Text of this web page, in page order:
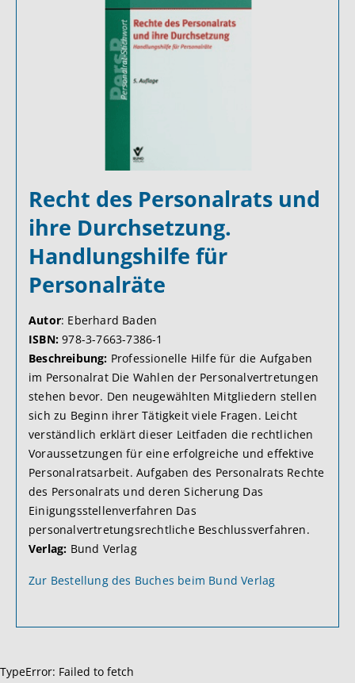
Recht des Personalrats und
ihre Durchsetzung.
Handlungshilfe für
Personalräte
Autor: Eberhard Baden
ISBN: 978-3-7663-7386-1
Beschreibung: Professionelle Hilfe für die Aufgaben
im Personalrat Die Wahlen der Personalvertretungen
stehen bevor. Den neugewählten Mitgliedern stellen
sich zu Beginn ihrer Tätigkeit viele Fragen. Leicht
verständlich erklärt dieser Leitfaden die rechtlichen
Voraussetzungen für eine erfolgreiche und effektive
Personalratsarbeit. Aufgaben des Personalrats Rechte
des Personalrats und deren Sicherung Das
Einigungsstellenverfahren Das
personalvertretungsrechtliche Beschlussverfahren.
Verlag: Bund Verlag
Zur Bestellung des Buches beim Bund Verlag
TypeError: Failed to fetch